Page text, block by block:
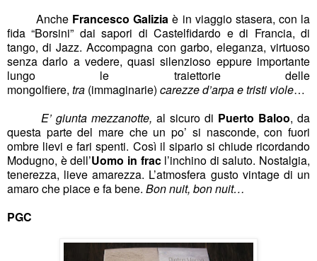
Anche Francesco Galizia è in viaggio stasera, con la
fida “Borsini” dai sapori di Castelfidardo e di Francia, di
tango, di Jazz. Accompagna con garbo, eleganza, virtuoso
senza darlo a vedere, quasi silenzioso eppure importante
lungo le traiettorie delle
mongolfiere, tra (immaginarie) carezze d’arpa e tristi viole…
E’ giunta mezzanotte, al sicuro di Puerto Baloo, da
questa parte del mare che un po’ si nasconde, con fuori
ombre lievi e fari spenti. Così il sipario si chiude ricordando
Modugno, è dell’Uomo in fracl’inchino di saluto. Nostalgia,
tenerezza, lieve amarezza. L’atmosfera gusto vintage di un
amaro che piace e fa bene. Bon nuit, bon nuit…
PGC